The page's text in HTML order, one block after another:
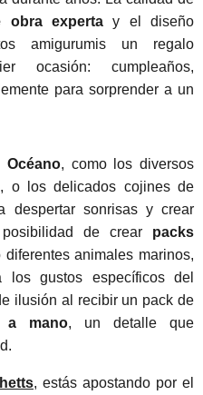
obra experta y el diseño
amigurumis un regalo
ocasión: cumpleaños,
para sorprender a un
Océano, como los diversos
, o los delicados cojines de
despertar sonrisas y crear
de crear packs
diferentes animales marinos,
gustos específicos del
ilusión al recibir un pack de
a mano, un detalle que
, estás apostando por el